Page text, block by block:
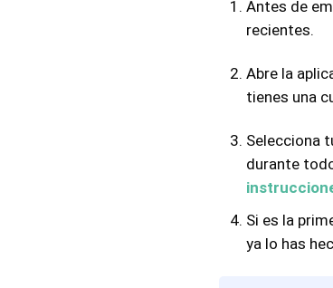
Antes de
recientes.
Abre la
tienes una
Selecciona
durante
Si es la
ya lo has